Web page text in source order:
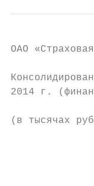
ОAО
2014 г.
(в тысячах